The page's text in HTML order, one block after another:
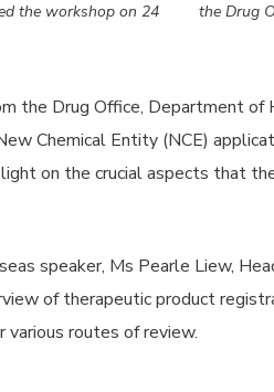
the workshop on 24
the Drug
the Drug Office, Department
Chemical Entity (NCE)
on the crucial aspects that
speaker, Ms Pearle Liew,
of therapeutic product
various routes of review.